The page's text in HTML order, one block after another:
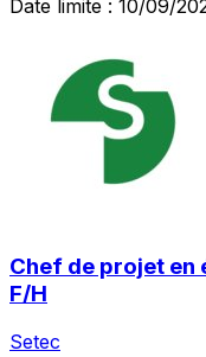
Date limite : 10/09/
Chef de projet
F/H
Setec